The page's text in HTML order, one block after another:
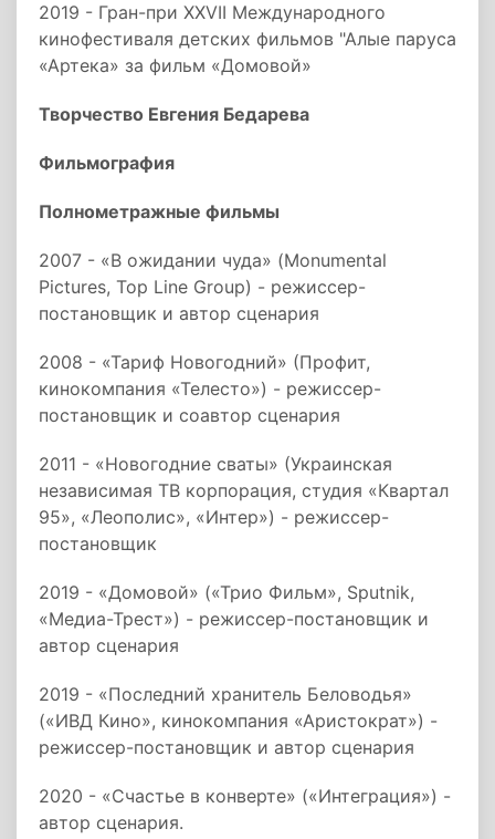
2019 - Гран-при XXVII Международного
кинофестиваля детских фильмов "Алые паруса
«Артека» за фильм «Домовой»
Творчество Евгения Бедарева
Фильмография
Полнометражные фильмы
2007 - «В ожидании чуда» (Monumental
Pictures, Top Line Group) - режиссер-
постановщик и автор сценария
2008 - «Тариф Новогодний» (Профит,
кинокомпания «Телесто») - режиссер-
постановщик и соавтор сценария
2011 - «Новогодние сваты» (Украинская
независимая ТВ корпорация, студия «Квартал
95», «Леополис», «Интер») - режиссер-
постановщик
2019 - «Домовой» («Трио Фильм», Sputnik,
«Медиа-Трест») - режиссер-постановщик и
автор сценария
2019 - «Последний хранитель Беловодья»
(«ИВД Кино», кинокомпания «Аристократ») -
режиссер-постановщик и автор сценария
2020 - «Счастье в конверте» («Интеграция») -
автор сценария.